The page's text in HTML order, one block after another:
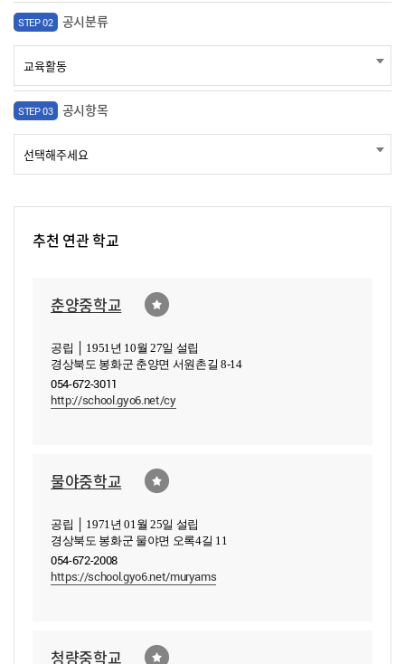
STEP 02 공시분류
STEP 03 공시항목
추천 연관 학교
춘양중학교
공립 │ 1951년 10월 27일 설립
경상북도 봉화군 춘양면 서원촌길 8-14
054-672-3011
http://school.gyo6.net/cy
물야중학교
공립 │ 1971년 01월 25일 설립
경상북도 봉화군 물야면 오록4길 11
054-672-2008
https://school.gyo6.net/muryams
청량중학교